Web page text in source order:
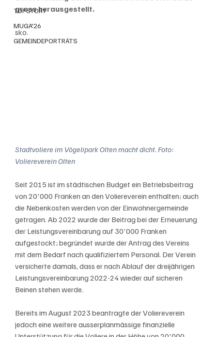
TOPSTORY
MUGA'26
GEMEINDEPORTRÄTS
gross herausgestellt.
sko.
Stadtvoliere im Vögelipark Olten macht dicht. Foto:
Voliereverein Olten
Seit 2015 ist im städtischen Budget ein Betriebsbeitrag
von 20'000 Franken an den Voliereverein enthalten; auch
die Nebenkosten werden von der Einwohnergemeinde
getragen. Ab 2022 wurde der Beitrag bei der Erneuerung
der Leistungsvereinbarung auf 30'000 Franken
aufgestockt; begründet wurde der Antrag des Vereins
mit dem Bedarf nach qualifiziertem Personal. Der Verein
versicherte damals, dass er nach Ablauf der dreijährigen
Leistungsvereinbarung 2022-24 wieder auf sicheren
Beinen stehen werde.
Bereits im August 2023 beantragte der Voliereverein
jedoch eine weitere ausserplanmässige finanzielle